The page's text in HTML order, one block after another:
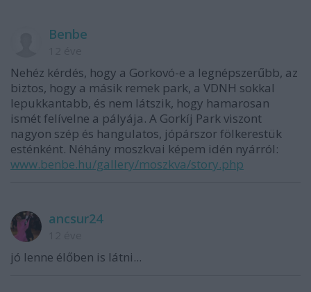
Benbe
Nehéz kérdés, hogy a Gorkovó-e a legnépszerűbb, az
biztos, hogy a másik remek park, a VDNH sokkal
lepukkantabb, és nem látszik, hogy hamarosan
ismét felívelne a pályája. A Gorkíj Park viszont
nagyon szép és hangulatos, jópárszor fölkerestük
esténként. Néhány moszkvai képem idén nyárról:
www.benbe.hu/gallery/moszkva/story.php
ancsur24
jó lenne élőben is látni...